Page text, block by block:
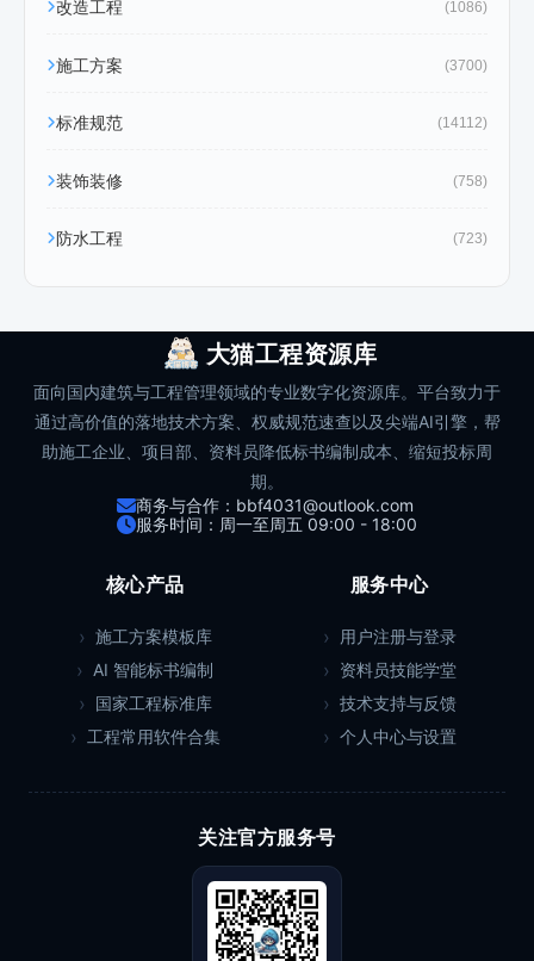
改造工程 (1086)
施工方案 (3700)
标准规范 (14112)
装饰装修 (758)
防水工程 (723)
大猫工程资源库
面向国内建筑与工程管理领域的专业数字化资源库。平台致力于
通过高价值的落地技术方案、权威规范速查以及尖端AI引擎，帮
助施工企业、项目部、资料员降低标书编制成本、缩短投标周
期。
商务与合作：bbf4031@outlook.com
服务时间：周一至周五 09:00 - 18:00
核心产品
施工方案模板库
AI 智能标书编制
国家工程标准库
工程常用软件合集
服务中心
用户注册与登录
资料员技能学堂
技术支持与反馈
个人中心与设置
关注官方服务号